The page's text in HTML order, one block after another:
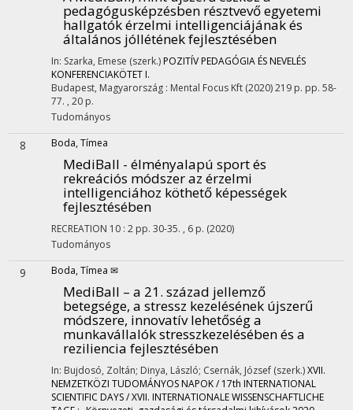
pedagógusképzésben résztvevő egyetemi
hallgatók érzelmi intelligenciájának és
általános jóllétének fejlesztésében
In: Szarka, Emese (szerk.) POZITÍV PEDAGÓGIA ÉS NEVELÉS
KONFERENCIAKÖTET I.
Budapest, Magyarország : Mental Focus Kft (2020)219 p. pp. 58-
77. , 20 p.
Tudományos
8 Boda, Tímea
MediBall - élményalapú sport és
rekreációs módszer az érzelmi
intelligenciához köthető képességek
fejlesztésében
RECREATION 10 : 2 pp. 30-35. , 6 p. (2020)
Tudományos
9 Boda, Tímea ✉
MediBall – a 21. század jellemző
betegsége, a stressz kezelésének újszerű
módszere, innovatív lehetőség a
munkavállalók stresszkezelésében és a
reziliencia fejlesztésében
In: Bujdosó, Zoltán; Dinya, László; Csernák, József (szerk.)XVII.
NEMZETKÖZI TUDOMÁNYOS NAPOK / 17th INTERNATIONAL
SCIENTIFIC DAYS / XVII. INTERNATIONALE WISSENSCHAFTLICHE